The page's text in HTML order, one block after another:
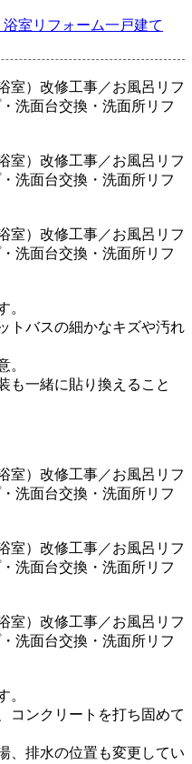
浴室リフォーム一戸建て
。
トバスの細かなキズや汚れ
。
も一緒に貼り換えること
。
コンクリートを打ち 固めて
、排水の位置も変更してい